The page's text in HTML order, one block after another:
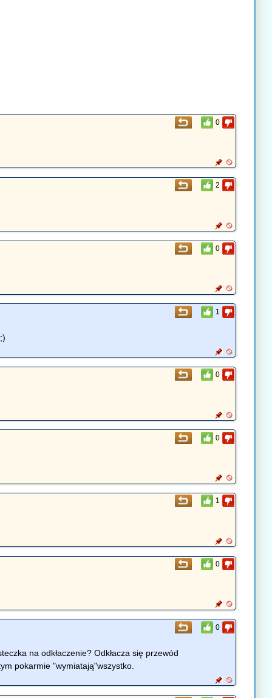
0
2
0
1
0
0
1
0
0
na odkłaczenie? Odkłacza się przewód
pokarmie "wymiatają"wszystko.